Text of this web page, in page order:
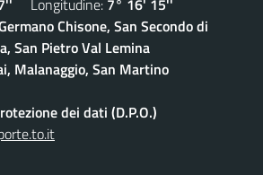
Longitudine: 7° 16' 15''
Chisone, San Secondo di
San Pietro Val Lemina
Malanaggio, San Martino
dei dati (D.P.O.)